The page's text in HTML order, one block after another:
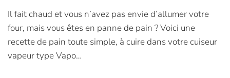
Il fait chaud et vous n’avez pas envie d’allumer votre
four, mais vous êtes en panne de pain ? Voici une
recette de pain toute simple, à cuire dans votre cuiseur
vapeur type Vapo…